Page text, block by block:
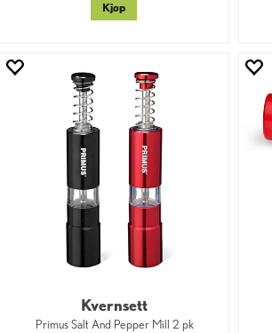
Kjøp
Kvernsett
Primus Salt And Pepper Mill 2 pk